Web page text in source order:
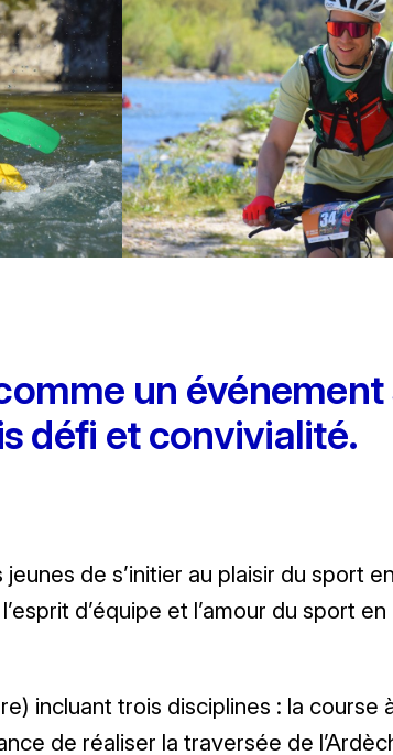
un
défi et convivialité.
de s’initier au plaisir du sport
d’équipe et l’amour du sport en
incluant trois disciplines : la course
de réaliser la traversée de